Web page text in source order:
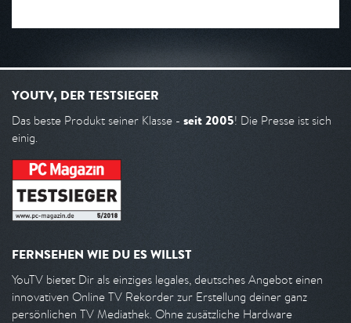
YOUTV, DER TESTSIEGER
Das beste Produkt seiner Klasse - seit 2005! Die Presse ist sich
einig.
FERNSEHEN WIE DU ES WILLST
YouTV bietet Dir als einziges legales, deutsches Angebot einen
innovativen Online TV Rekorder zur Erstellung deiner ganz
persönlichen TV Mediathek. Ohne zusätzliche Hardware